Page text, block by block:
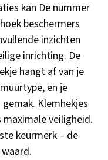
kan De nummer
beschermers
inzichten
inrichting. De
hangt af van je
en je
Klemhekjes
veiligheid.
keurmerk – de